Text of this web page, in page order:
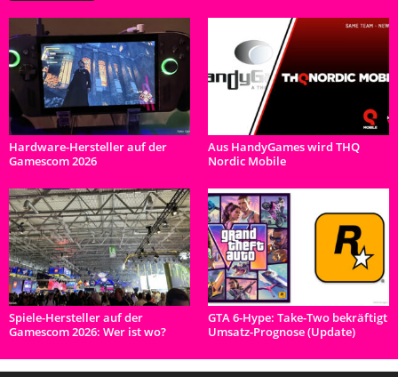
Hardware-Hersteller auf der
Gamescom 2026
Aus HandyGames wird THQ
Nordic Mobile
Spiele-Hersteller auf der
Gamescom 2026: Wer ist wo?
GTA 6-Hype: Take-Two bekräftigt
Umsatz-Prognose (Update)